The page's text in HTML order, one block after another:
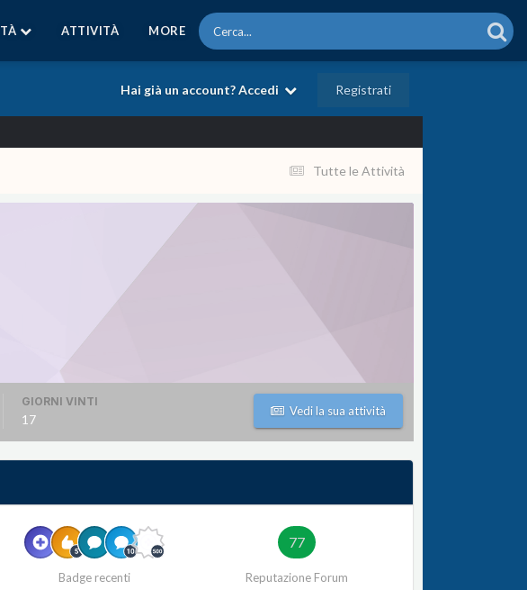
ATTIVITÀ MORE
Hai già un account? Accedi Registrati
Tutte le Attività
Vedi la sua attività
GIORNI VINTI
17
Badge recenti
77
Reputazione Forum